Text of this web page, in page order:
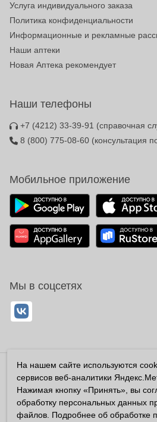
Услуга индивидуального заказа
Политика конфиденциальности
Информационные и рекламные
Наши аптеки
Новая Аптека рекомендует
Наши телефоны
+7 (4212) 33-39-91 (справочная
8 (800) 775-08-60 (консультация
Мобильное приложение
Мы в соцсетях
Владелец сайта ООО
Все права защищены ©2026
Информация, размещенная на
На нашем сайте используются
сервисов веб-аналитики
Нажимая кнопку «Принять», вы
обработку персональных данных
файлов. Подробнее об обработке